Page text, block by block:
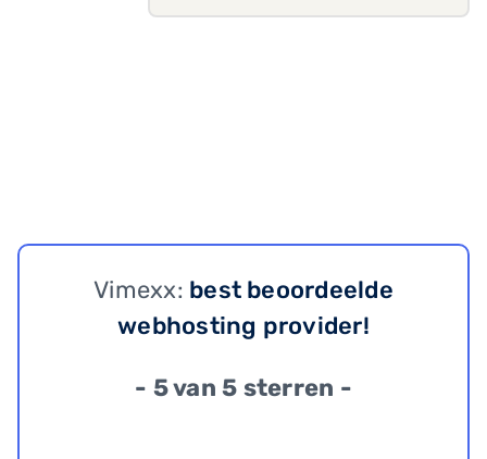
Vimexx: best beoordeelde
webhosting provider!
- 5 van 5 sterren -